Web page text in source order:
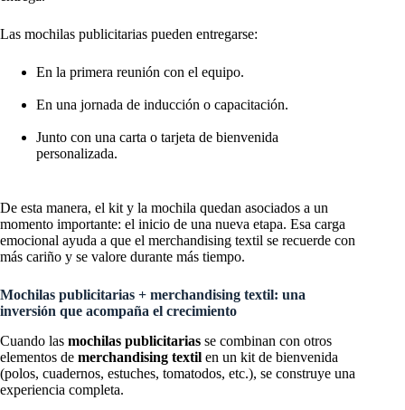
Las mochilas publicitarias pueden entregarse:
En la primera reunión con el equipo.
En una jornada de inducción o capacitación.
Junto con una carta o tarjeta de bienvenida
personalizada.
De esta manera, el kit y la mochila quedan asociados a un
momento importante: el inicio de una nueva etapa. Esa carga
emocional ayuda a que el merchandising textil se recuerde con
más cariño y se valore durante más tiempo.
Mochilas publicitarias + merchandising textil: una
inversión que acompaña el crecimiento
Cuando las mochilas publicitarias se combinan con otros
elementos de merchandising textil en un kit de bienvenida
(polos, cuadernos, estuches, tomatodos, etc.), se construye una
experiencia completa.